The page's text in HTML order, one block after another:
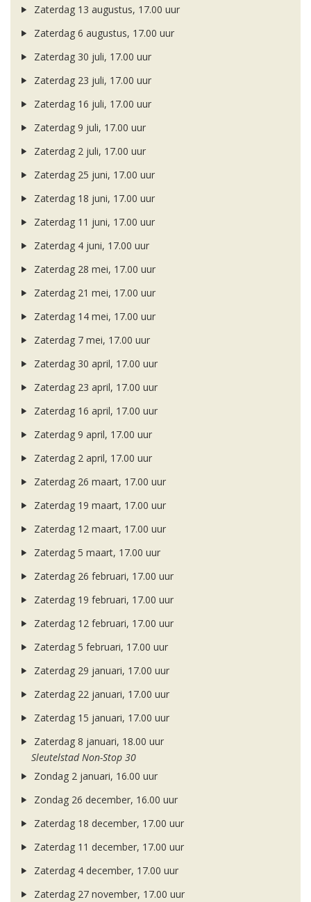
Zaterdag 13 augustus, 17.00 uur
Zaterdag 6 augustus, 17.00 uur
Zaterdag 30 juli, 17.00 uur
Zaterdag 23 juli, 17.00 uur
Zaterdag 16 juli, 17.00 uur
Zaterdag 9 juli, 17.00 uur
Zaterdag 2 juli, 17.00 uur
Zaterdag 25 juni, 17.00 uur
Zaterdag 18 juni, 17.00 uur
Zaterdag 11 juni, 17.00 uur
Zaterdag 4 juni, 17.00 uur
Zaterdag 28 mei, 17.00 uur
Zaterdag 21 mei, 17.00 uur
Zaterdag 14 mei, 17.00 uur
Zaterdag 7 mei, 17.00 uur
Zaterdag 30 april, 17.00 uur
Zaterdag 23 april, 17.00 uur
Zaterdag 16 april, 17.00 uur
Zaterdag 9 april, 17.00 uur
Zaterdag 2 april, 17.00 uur
Zaterdag 26 maart, 17.00 uur
Zaterdag 19 maart, 17.00 uur
Zaterdag 12 maart, 17.00 uur
Zaterdag 5 maart, 17.00 uur
Zaterdag 26 februari, 17.00 uur
Zaterdag 19 februari, 17.00 uur
Zaterdag 12 februari, 17.00 uur
Zaterdag 5 februari, 17.00 uur
Zaterdag 29 januari, 17.00 uur
Zaterdag 22 januari, 17.00 uur
Zaterdag 15 januari, 17.00 uur
Zaterdag 8 januari, 18.00 uur
Sleutelstad Non-Stop 30
Zondag 2 januari, 16.00 uur
Zondag 26 december, 16.00 uur
Zaterdag 18 december, 17.00 uur
Zaterdag 11 december, 17.00 uur
Zaterdag 4 december, 17.00 uur
Zaterdag 27 november, 17.00 uur